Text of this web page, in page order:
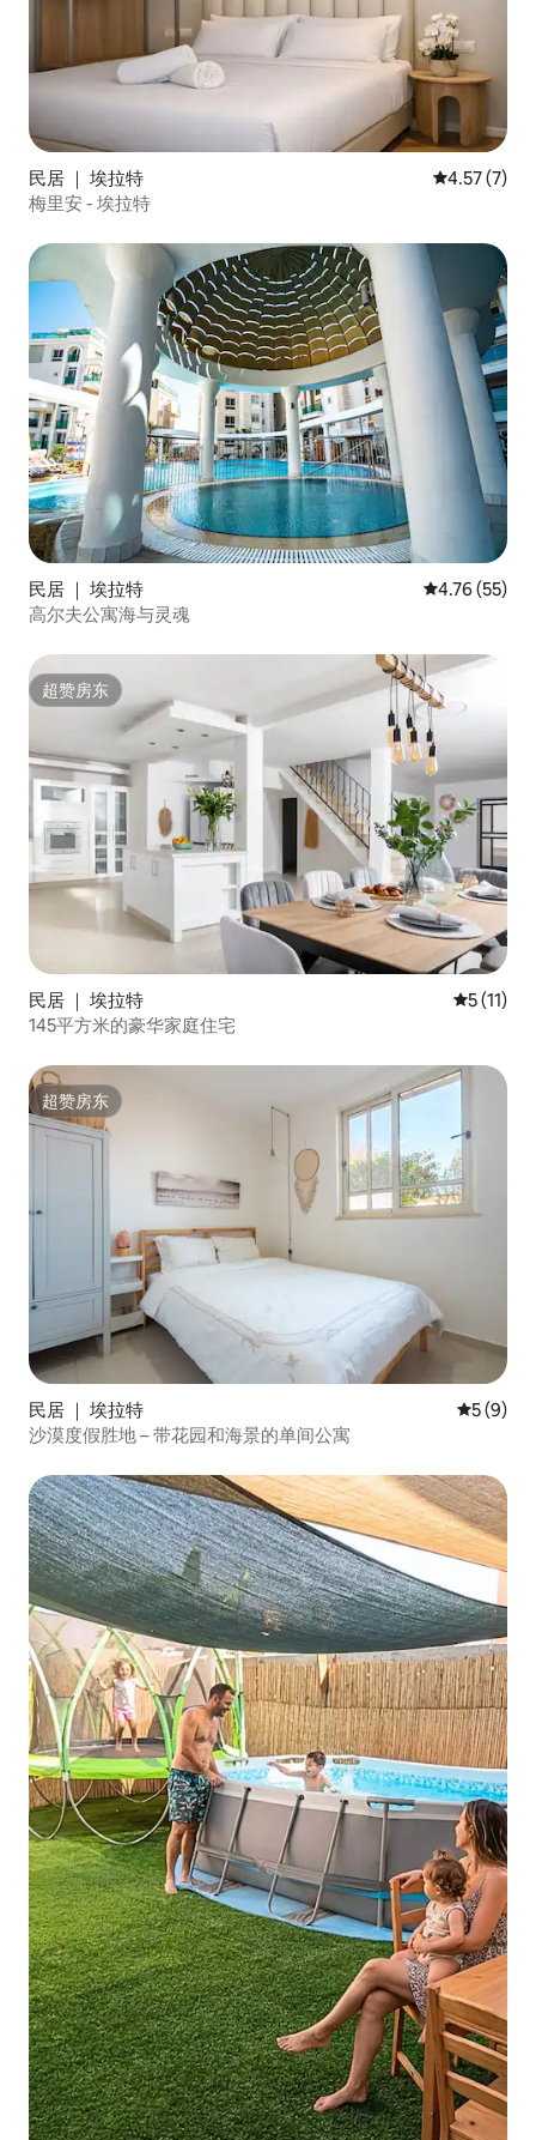
民居 ｜ 埃拉特 平均评分
4.57 (7)
梅里安 - 埃拉特
民居 ｜ 埃拉特 平均评分
4.76 (55)
高尔夫公寓海与灵魂
超赞房东
超赞房东
民居 ｜ 埃拉特 平均评分
5 (11)
145平方米的豪华家庭住宅
超赞房东
超赞房东
民居 ｜ 埃拉特 平均评分
5 (9)
沙漠度假胜地 – 带花园和海景的单间公寓